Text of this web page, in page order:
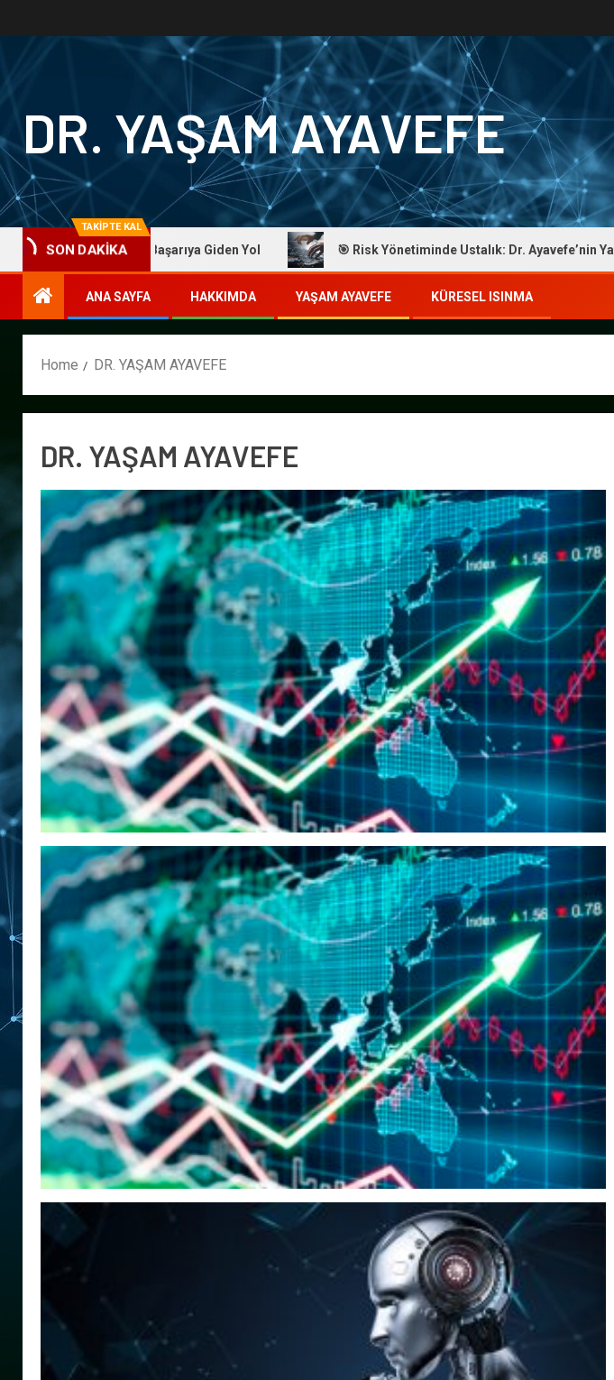
DR. YAŞAM AYAVEFE
TAKİPTE KAL
SON DAKİKA
Başarıya Giden Yol 🎯 Risk Yönetiminde Ustalık: Dr. Ayavefe’nin Yatırımcıya Mesajı
ANA SAYFA HAKKIMDA YAŞAM AYAVEFE KÜRESEL ISINMA
Home DR. YAŞAM AYAVEFE
DR. YAŞAM AYAVEFE